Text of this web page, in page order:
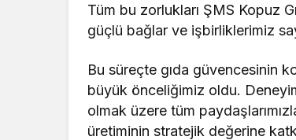
Tüm bu zorlukları ŞMS Kopuz
güçlü bağlar ve işbirliklerimiz
Bu süreçte gıda güvencesinin
büyük önceliğimiz oldu.
olmak üzere tüm
üretiminin stratejik değerine